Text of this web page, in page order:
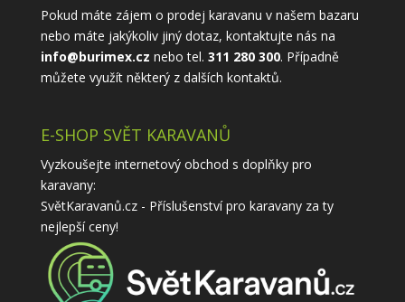
Pokud máte zájem o prodej karavanu v našem bazaru
nebo máte jakýkoliv jiný dotaz, kontaktujte nás na
info@burimex.cz nebo tel. 311 280 300. Případně
můžete využít některý z dalších kontaktů.
E-SHOP SVĚT KARAVANŮ
Vyzkoušejte internetový obchod s doplňky pro
karavany:
SvětKaravanů.cz - Příslušenství pro karavanyza ty
nejlepší ceny!